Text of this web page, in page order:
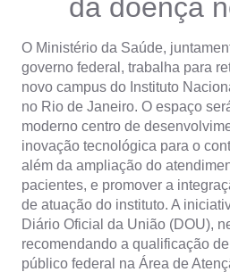
da doença
O Ministério da Saúde,
governo federal, trabalha para
novo campus do Instituto
no Rio de Janeiro. O espaço
moderno centro de
inovação tecnológica para o
além da ampliação do
pacientes, e promover a
de atuação do instituto. A
Diário Oficial da União (DOU),
recomendando a qualificação
público federal na Área de